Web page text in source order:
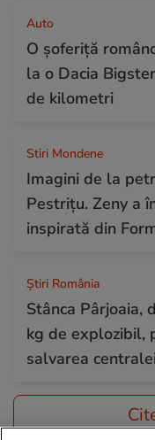
Auto
O șoferiță
la o Dacia
de kilometri
Stiri Mondene
Imagini de la
Pestrițu. Zeny a
inspirată din
Știri România
Stânca Pârjoaia,
kg de explozibil,
salvarea